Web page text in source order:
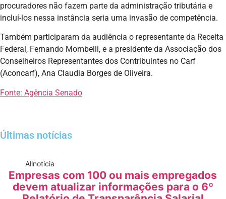
procuradores não fazem parte da administração tributária e
incluí-los nessa instância seria uma invasão de competência.
Também participaram da audiência o representante da Receita
Federal, Fernando Mombelli, e a presidente da Associação dos
Conselheiros Representantes dos Contribuintes no Carf
(Aconcarf), Ana Claudia Borges de Oliveira.
Fonte: Agência Senado
Últimas notícias
Allnoticia
Empresas com 100 ou mais empregados
devem atualizar informações para o 6º